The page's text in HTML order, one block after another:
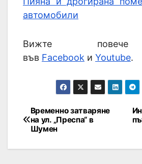
автомобили
Вижте
във Facebook и Youtube.
Временно затваряне
на ул. „Преспа“ в
Шумен